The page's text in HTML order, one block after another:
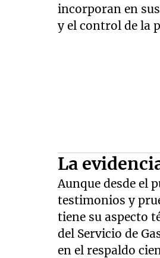
incorporan en
y el control de la
La
Aunque desde el
testimonios y
tiene su aspecto
del Servicio de
en el respaldo